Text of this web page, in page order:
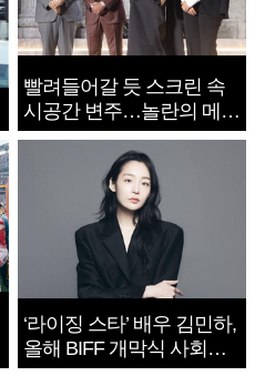
빨려들어갈 듯 스크린 속
시공간 변주…놀란의 메시
지는 ‘전쟁 속죄’
‘라이징 스타’ 배우 김민하,
올해 BIFF 개막식 사회자
확정